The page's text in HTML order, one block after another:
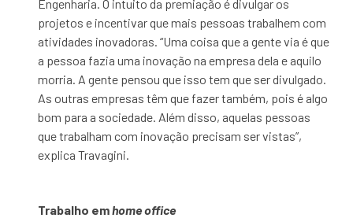
Engenharia. O intuito da premiação é divulgar os
projetos e incentivar que mais pessoas trabalhem com
atividades inovadoras. “Uma coisa que a gente via é que
a pessoa fazia uma inovação na empresa dela e aquilo
morria. A gente pensou que isso tem que ser divulgado.
As outras empresas têm que fazer também, pois é algo
bom para a sociedade. Além disso, aquelas pessoas
que trabalham com inovação precisam ser vistas”,
explica Travagini.
Trabalho emhome office